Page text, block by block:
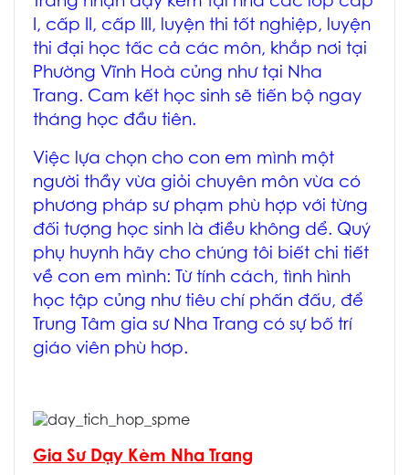
I, cấp II, cấp III, luyện thi tốt nghiệp, luyện
thi đại học tấc cả các môn, khắp nơi tại
Phường Vĩnh Hoà củng như tại Nha
Trang. Cam kết học sinh sẽ tiến bộ ngay
tháng học đầu tiên.
Việc lựa chọn cho con em mình một
người thầy vừa giỏi chuyên môn vừa có
phương pháp sư phạm phù hợp với từng
đối tượng học sinh là điều không dể. Quý
phụ huynh hãy cho chúng tôi biết chi tiết
về con em mình:
Từ tính cách, tình hình
học tập củng như tiêu chí phấn đấu, để
Trung Tâm gia sư Nha Trang có sự bố trí
giáo viên phù hơp.
Gia Sư Dạy Kèm Nha Trang